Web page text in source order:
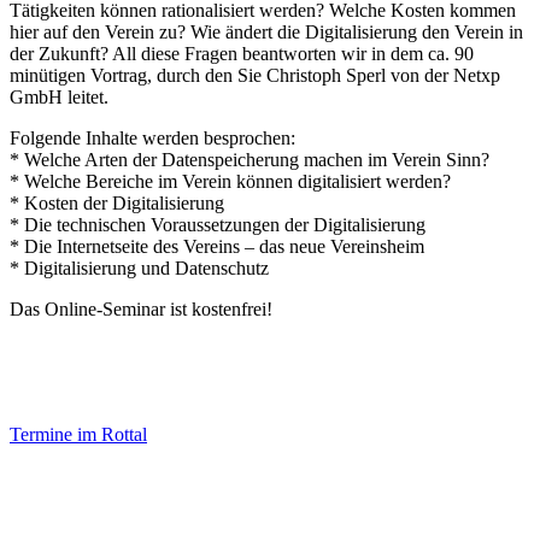
Tätigkeiten können rationalisiert werden? Welche Kosten kommen
hier auf den Verein zu? Wie ändert die Digitalisierung den Verein in
der Zukunft? All diese Fragen beantworten wir in dem ca. 90
minütigen Vortrag, durch den Sie Christoph Sperl von der Netxp
GmbH leitet.
Folgende Inhalte werden besprochen:
* Welche Arten der Datenspeicherung machen im Verein Sinn?
* Welche Bereiche im Verein können digitalisiert werden?
* Kosten der Digitalisierung
* Die technischen Voraussetzungen der Digitalisierung
* Die Internetseite des Vereins – das neue Vereinsheim
* Digitalisierung und Datenschutz
Das Online-Seminar ist kostenfrei!
Termine im Rottal